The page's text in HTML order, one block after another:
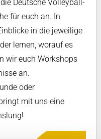
Deutsche Volleyball-
für euch an. In
in die jeweilige
lernen, worauf es
wir euch Workshops
an.
oder
mit uns eine